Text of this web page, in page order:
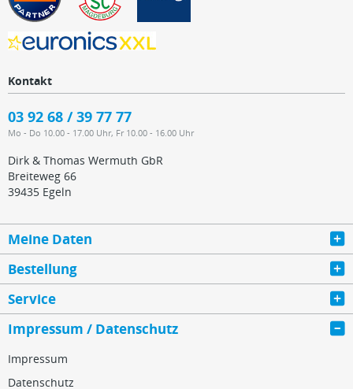
Kontakt
03 92 68 / 39 77 77
Mo - Do 10.00 - 17.00 Uhr, Fr 10.00 - 16.00 Uhr
Dirk & Thomas Wermuth GbR
Breiteweg 66
39435 Egeln
Meine Daten
Bestellung
Service
Impressum / Datenschutz
Impressum
Datenschutz